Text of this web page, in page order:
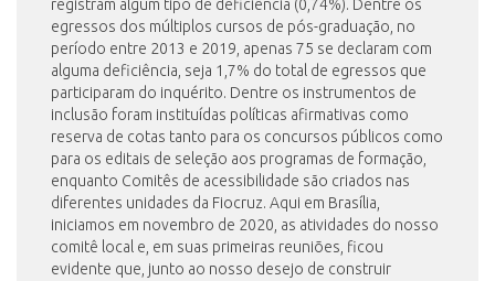
registram algum tipo de deficiência (0,74%). Dentre os
egressos dos múltiplos cursos de pós-graduação, no
período entre 2013 e 2019, apenas 75 se declaram com
alguma deficiência, seja 1,7% do total de egressos que
participaram do inquérito. Dentre os instrumentos de
inclusão foram instituídas políticas afirmativas como
reserva de cotas tanto para os concursos públicos como
para os editais de seleção aos programas de formação,
enquanto Comitês de acessibilidade são criados nas
diferentes unidades da Fiocruz. Aqui em Brasília,
iniciamos em novembro de 2020, as atividades do nosso
comitê local e, em suas primeiras reuniões, ficou
evidente que, junto ao nosso desejo de construir